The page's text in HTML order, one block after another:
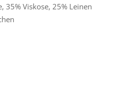
35% Viskose, 25% Leinen